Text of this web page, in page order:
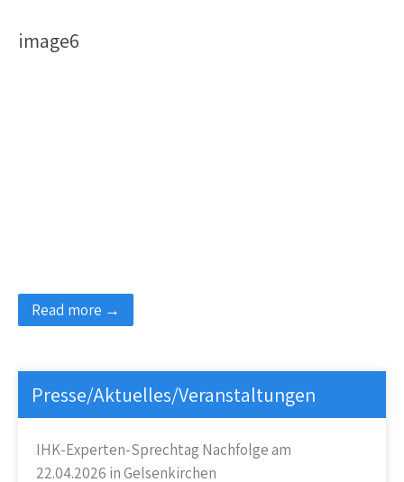
image6
Read more →
Presse/Aktuelles/Veranstaltungen
IHK-Experten-Sprechtag Nachfolge am
22.04.2026 in Gelsenkirchen